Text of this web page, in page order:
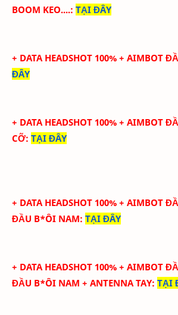
BOOM KEO....: TẠI ĐÂY
+ DATA HEADSHOT 100% + AIMBOT
ĐÂY
+ DATA HEADSHOT 100% + AIMBOT
CỠ: TẠI ĐÂY
+ DATA HEADSHOT 100% + AIMBOT
ĐẦU B*ÔI NAM: TẠI ĐÂY
+ DATA HEADSHOT 100% + AIMBOT
ĐẦU B*ÔI NAM + ANTENNA TAY: TẠI